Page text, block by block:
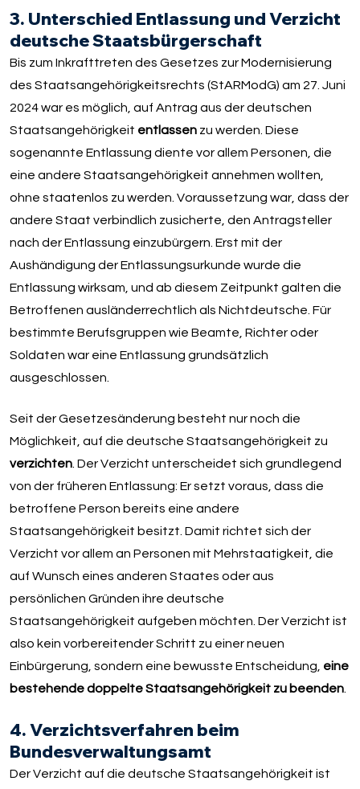
3. Unterschied Entlassung und Verzicht
deutsche Staatsbürgerschaft
Bis zum Inkrafttreten des Gesetzes zur Modernisierung
des Staatsangehörigkeitsrechts (StARModG) am 27. Juni
2024 war es möglich, auf Antrag aus der deutschen
Staatsangehörigkeit entlassen zu werden. Diese
sogenannte Entlassung diente vor allem Personen, die
eine andere Staatsangehörigkeit annehmen wollten,
ohne staatenlos zu werden. Voraussetzung war, dass der
andere Staat verbindlich zusicherte, den Antragsteller
nach der Entlassung einzubürgern. Erst mit der
Aushändigung der Entlassungsurkunde wurde die
Entlassung wirksam, und ab diesem Zeitpunkt galten die
Betroffenen ausländerrechtlich als Nichtdeutsche. Für
bestimmte Berufsgruppen wie Beamte, Richter oder
Soldaten war eine Entlassung grundsätzlich
ausgeschlossen.
Seit der Gesetzesänderung besteht nur noch die
Möglichkeit, auf die deutsche Staatsangehörigkeit zu
verzichten. Der Verzicht unterscheidet sich grundlegend
von der früheren Entlassung: Er setzt voraus, dass die
betroffene Person bereits eine andere
Staatsangehörigkeit besitzt. Damit richtet sich der
Verzicht vor allem an Personen mit Mehrstaatigkeit, die
auf Wunsch eines anderen Staates oder aus
persönlichen Gründen ihre deutsche
Staatsangehörigkeit aufgeben möchten. Der Verzicht ist
also kein vorbereitender Schritt zu einer neuen
Einbürgerung, sondern eine bewusste Entscheidung, eine
bestehende doppelte Staatsangehörigkeit zu beenden.
4. Verzichtsverfahren beim
Bundesverwaltungsamt
Der Verzicht auf die deutsche Staatsangehörigkeit ist